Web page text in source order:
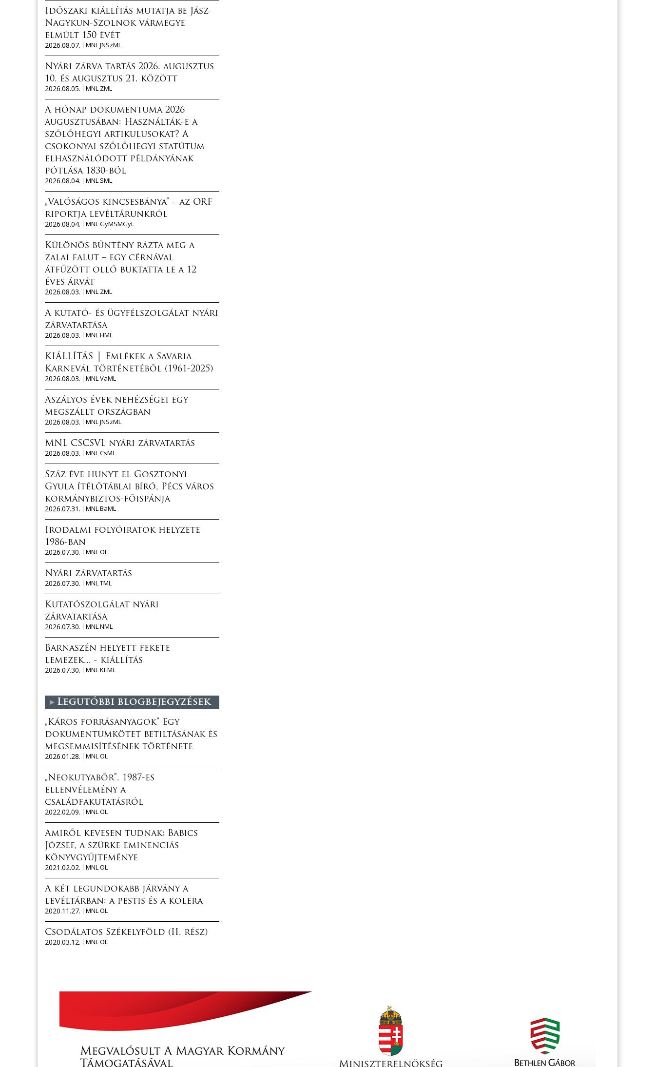
Időszaki kiállítás mutatja be Jász-
Nagykun-Szolnok vármegye
elmúlt 150 évét
2026.08.07.
MNL JNSzML
Nyári zárva tartás 2026. augusztus
10. és augusztus 21. között
2026.08.05.
MNL ZML
A hónap dokumentuma 2026
augusztusában: Használták-e a
szőlőhegyi artikulusokat? A
csokonyai szőlőhegyi statútum
elhasználódott példányának
pótlása 1830-ból
2026.08.04.
MNL SML
„Valóságos kincsesbánya” – az ORF
riportja levéltárunkról
2026.08.04.
MNL GyMSMGyL
Különös bűntény rázta meg a
zalai falut – egy cérnával
átfűzött olló buktatta le a 12
éves árvát
2026.08.03.
MNL ZML
A kutató- és ügyfélszolgálat nyári
zárvatartása
2026.08.03.
MNL HML
KIÁLLÍTÁS │ Emlékek a Savaria
Karnevál történetéből (1961-2025)
2026.08.03.
MNL VaML
Aszályos évek nehézségei egy
megszállt országban
2026.08.03.
MNL JNSzML
MNL CSCSVL nyári zárvatartás
2026.08.03.
MNL CsML
Száz éve hunyt el Gosztonyi
Gyula ítélőtáblai bíró, Pécs város
kormánybiztos-főispánja
2026.07.31.
MNL BaML
Irodalmi folyóiratok helyzete
1986-ban
2026.07.30.
MNL OL
Nyári zárvatartás
2026.07.30.
MNL TML
Kutatószolgálat nyári
zárvatartása
2026.07.30.
MNL NML
Barnaszén helyett fekete
lemezek... - kiállítás
2026.07.30.
MNL KEML
Legutóbbi blogbejegyzések
„Káros forrásanyagok” Egy
dokumentumkötet betiltásának és
megsemmisítésének története
2026.01.28.
MNL OL
„Neokutyabőr”. 1987-es
ellenvélemény a
családfakutatásról
2022.02.09.
MNL OL
Amiről kevesen tudnak: Babics
József, a szürke eminenciás
könyvgyűjteménye
2021.02.02.
MNL OL
A két legundokabb járvány a
levéltárban: a pestis és a kolera
2020.11.27.
MNL OL
Csodálatos Székelyföld (II. rész)
2020.03.12.
MNL OL